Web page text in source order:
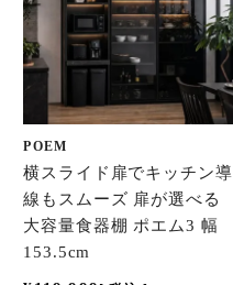
POEM
横スライド扉でキッチン導
線もスムーズ 扉が選べる
大容量食器棚 ポエム3 幅
153.5cm